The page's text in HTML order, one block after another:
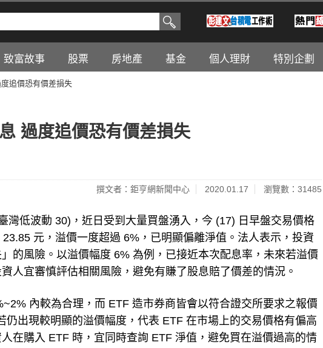
致富故事 股票 房地產 基金 個人理財 特別企劃
追價恐有價差損失
過度追價恐有價差損失
撰文者：鉅亨網新聞中心 2020.01.17 瀏覽數：31485
灣低波動 30)，近日受到大量買盤湧入，今 (17) 日早盤交易價格
元，溢價一度超過 6%，已明顯偏離淨值。法人表示，投資
的風險。以溢價幅度 6% 為例，已接近本次配息率，未來若溢價
人宜審慎評估相關風險，避免有賺了股息賠了價差的情況。
內較為合理，而 ETF 造市券商皆會以符合證交所要求之報價
出現較明顯的溢價幅度，代表 ETF 在市場上的交易價格有偏高
在購入 ETF 時，宜同時查詢 ETF 淨值，避免買在溢價過高的情